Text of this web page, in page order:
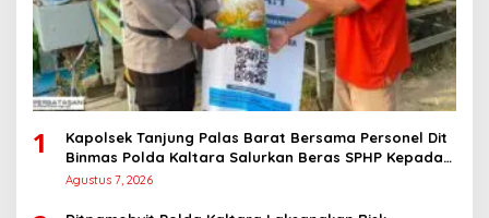
1
Kapolsek Tanjung Palas Barat Bersama Personel Dit
Binmas Polda Kaltara Salurkan Beras SPHP Kepada
Masyarakat
Agustus 7, 2026